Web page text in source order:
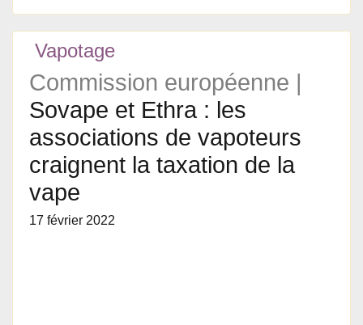
Vapotage
Commission européenne |
Sovape et Ethra : les
associations de vapoteurs
craignent la taxation de la
vape
17 février 2022